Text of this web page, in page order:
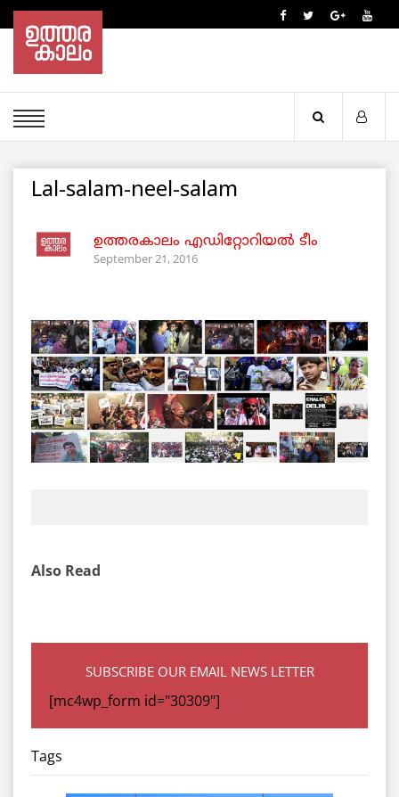
Lal-salam-neel-salam
ഉത്തരകാലം എഡിറ്റോറിയല്‍ ടീം
September 21, 2016
Also Read
SUBSCRIBE OUR EMAIL NEWS LETTER
[mc4wp_form id="30309"]
Tags